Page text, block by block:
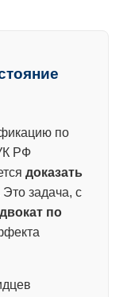
по
РФ
доказать
Это задача, с
по